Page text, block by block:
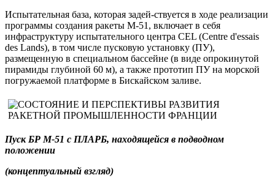
Испытательная база, которая задей-ствуется в ходе реализации
программы создания ракеты М-51, включает в себя
инфраструктуру испытательного центра CEL (Centre d'essais
des Lands), в том числе пусковую установку (ПУ),
размещенную в специальном бассейне (в виде опрокинутой
пирамиды глубиной 60 м), а также прототип ПУ на морской
погружаемой платформе в Бискайском заливе.
Пуск БР М-51 с ПЛАРБ, находящейся в подводном
положении
(концептуальный взгляд)